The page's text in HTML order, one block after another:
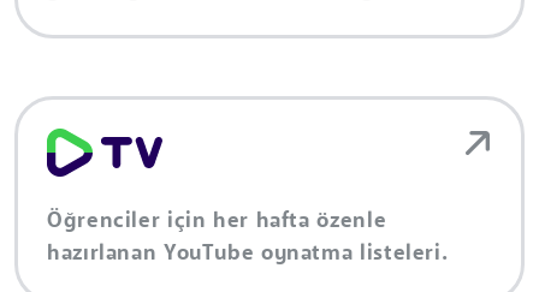
Öğrenciler için her hafta özenle
hazırlanan YouTube oynatma listeleri.